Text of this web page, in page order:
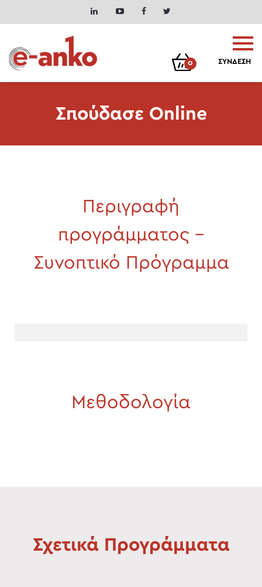
0 ΣΥΝΔΕΣΗ
Σπούδασε Online
Περιγραφή
προγράμματος –
Συνοπτικό Πρόγραμμα
Μεθοδολογία
Σχετικά Προγράμματα